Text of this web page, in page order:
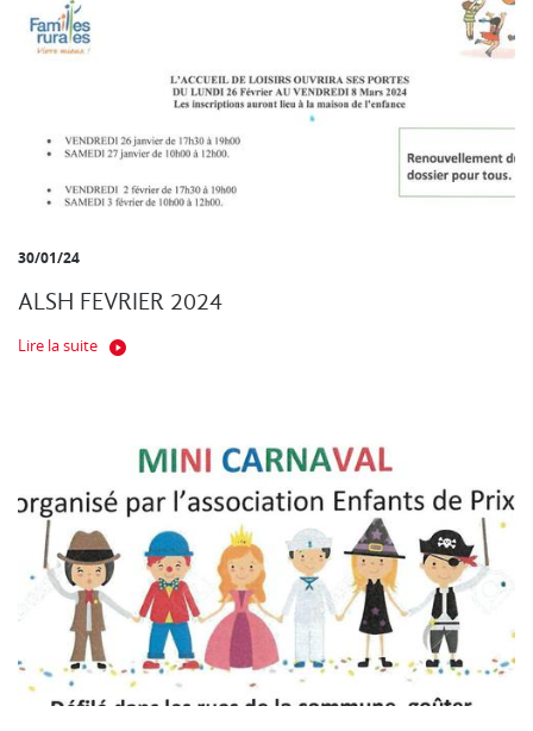
30/01/24
ALSH FEVRIER 2024
Lire la suite